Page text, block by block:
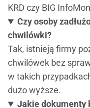
KRD czy BIG
Czy osoby
chwilówki?
Tak, istnieją firmy
chwilówek bez
w takich
dużo wyższe.
Jakie dokumenty